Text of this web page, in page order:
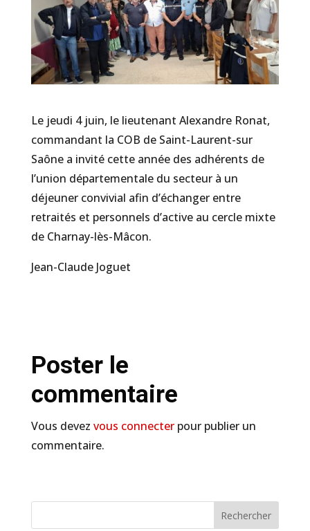
Le jeudi 4 juin, le lieutenant Alexandre Ronat,
commandant la COB de Saint-Laurent-sur
Saône a invité cette année des adhérents de
l’union départementale du secteur à un
déjeuner convivial afin d’échanger entre
retraités et personnels d’active au cercle mixte
de Charnay-lès-Mâcon.
Jean-Claude Joguet
Poster le
commentaire
Vous devez vous connecterpour publier un
commentaire.
Rechercher